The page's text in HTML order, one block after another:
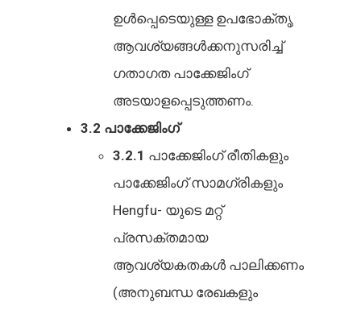
ഉൾപ്പെടെയുള്ള ഉപഭോക്തൃ
ആവശ്യങ്ങൾക്കനുസരിച്ച്
ഗതാഗത പാക്കേജിംഗ്
അടയാളപ്പെടുത്തണം.
3.2 പാക്കേജിംഗ്
3.2.1 പാക്കേജിംഗ് രീതികളും
പാക്കേജിംഗ് സാമഗ്രികളും
Hengfu- യുടെ മറ്റ്
പ്രസക്തമായ
ആവശ്യകതകൾ പാലിക്കണം
(അനുബന്ധ രേഖകളും